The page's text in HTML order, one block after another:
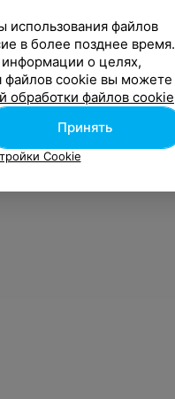
использования файлов
в более позднее время.
о целях,
файлов cookie вы можете
обработки файлов cookie
Принять
Cookie